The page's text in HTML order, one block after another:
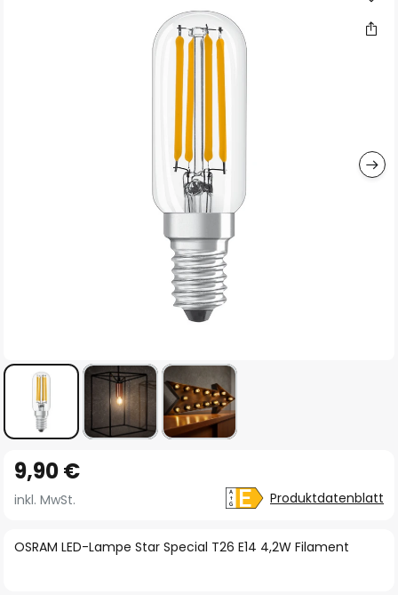
Anfang
der
springen
OSRAM LED-Lampe Star Special T26 E14 4,2W Filament
9,90 €
inkl. MwSt. Produktdatenblatt